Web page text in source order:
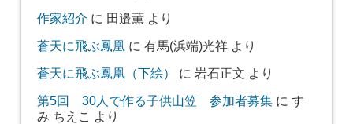
作家紹介 に 田邉薫より
蒼天に飛ぶ鳳凰に 有馬(浜端)光祥より
蒼天に飛ぶ鳳凰（下絵）
に 岩石正文 より
第5回 30人で作る子供山笠 参加者募集に す
み ちえこ より